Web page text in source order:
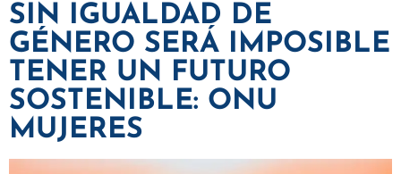
SIN IGUALDAD DE
GÉNERO SERÁ IMPOSIBLE
TENER UN FUTURO
SOSTENIBLE: ONU
MUJERES